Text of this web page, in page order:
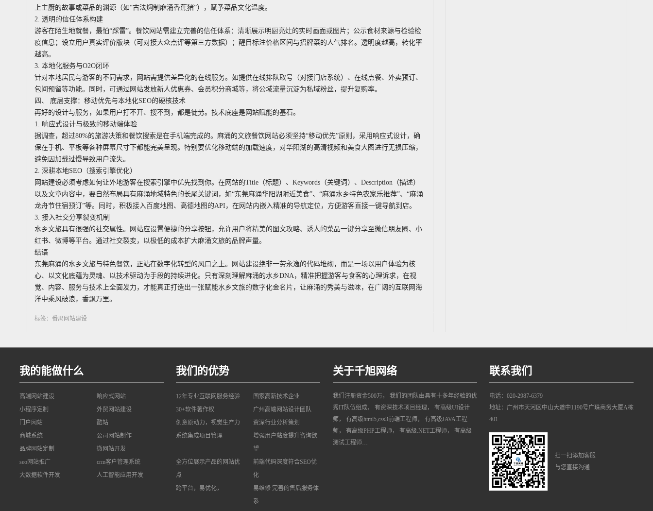
上主厨的故事或菜品的渊源（如“古法焖制麻涌香蕉猪”），赋予菜品文化温度。
2. 透明的信任体系构建
游客在陌生地就餐，最怕“踩雷”。餐饮网站需建立完善的信任体系：清晰展示明厨亮灶的实时画面或图片；公示食材来源与检验检
疫信息；设立用户真实评价版块（可对接大众点评等第三方数据）；醒目标注价格区间与招牌菜的人气排名。透明度越高，转化率
越高。
3. 本地化服务与O2O闭环
针对本地居民与游客的不同需求，网站需提供差异化的在线服务。如提供在线排队取号（对接门店系统）、在线点餐、外卖预订、
包间预留等功能。同时，可通过网站发放新人优惠券、会员积分商城等，将公域流量沉淀为私域粉丝，提升复购率。
四、 底层支撑：移动优先与本地化SEO的硬核技术
再好的设计与服务，如果用户打不开、搜不到，都是徒劳。技术底座是网站赋能的基石。
1. 响应式设计与极致的移动端体验
据调查，超过80%的旅游决策和餐饮搜索是在手机端完成的。麻涌的文旅餐饮网站必须坚持“移动优先”原则，采用响应式设计，确
保在手机、平板等各种屏幕尺寸下都能完美呈现。特别要优化移动端的加载速度，对华阳湖的高清视频和美食大图进行无损压缩，
避免因加载过慢导致用户流失。
2. 深耕本地SEO（搜索引擎优化）
网站建设必须考虑如何让外地游客在搜索引擎中优先找到你。在网站的Title（标题）、Keywords（关键词）、Description（描述）
以及文章内容中，要自然布局具有麻涌地域特色的长尾关键词，如“东莞麻涌华阳湖附近美食”、“麻涌水乡特色农家乐推荐”、“麻涌
龙舟节住宿预订”等。同时，积极接入百度地图、高德地图的API，在网站内嵌入精准的导航定位，方便游客直接一键导航到店。
3. 接入社交分享裂变机制
水乡文旅具有很强的社交属性。网站应设置便捷的分享按钮，允许用户将精美的图文攻略、诱人的菜品一键分享至微信朋友圈、小
红书、微博等平台。通过社交裂变，以极低的成本扩大麻涌文旅的品牌声量。
结语
东莞麻涌的水乡文旅与特色餐饮，正站在数字化转型的风口之上。网站建设绝非一劳永逸的代码堆砌，而是一场以用户体验为核
心、以文化底蕴为灵魂、以技术驱动为手段的持续进化。只有深刻理解麻涌的水乡DNA，精准把握游客与食客的心理诉求，在视
觉、内容、服务与技术上全面发力，才能真正打造出一张赋能水乡文旅的数字化金名片，让麻涌的秀美与滋味，在广阔的互联网海
洋中乘风破浪，香飘万里。
标签：番禺网站建设
我的能做什么
高端网站建设
响应式网站
小程序定制
外贸网站建设
门户网站
酷站
商城系统
公司网站制作
品牌网站定制
微网站开发
seo网站推广
crm客户管理系统
大数据软件开发
人工智能应用开发
我们的优势
12年专业互联网服务经验
国家高新技术企业
30+软件著作权
广州高端网站设计团队
创意原动力，视觉生产力
资深行业分析策划
系统集成项目管理
增强用户黏度提升咨询欲
望
全方位展示产品的网站优
点
前端代码深度符合SEO优
化
跨平台，易优化，
易维修 完善的售后服务体
系
关于千旭网络
我们注册资金500万， 我们的团队由具有十多年经验的优
秀IT队伍组成， 有资深技术项目经理， 有高级UI设计
师， 有高级html5,css3前端工程师， 有高级JAVA工程
师， 有高级PHP工程师， 有高级.NET工程师， 有高级
测试工程师…
联系我们
电话：020-2987-6379
地址：广州市天河区中山大道中1190号广珠商务大厦A栋
401
扫一扫添加客服
与您直接沟通